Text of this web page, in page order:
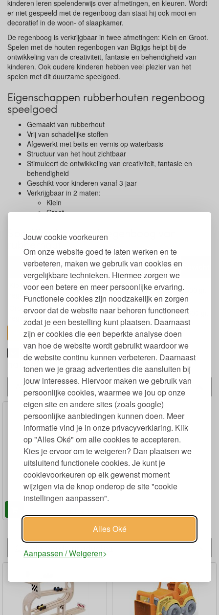
Jouw cookie voorkeuren
Om onze website goed te laten werken en te
verbeteren, maken we gebruik van cookies en
vergelijkbare technieken. Hiermee zorgen we
voor een betere en meer persoonlijke ervaring.
Functionele cookies zijn noodzakelijk en zorgen
ervoor dat de website naar behoren functioneert
zodat je een bestelling kunt plaatsen. Daarnaast
zijn er cookies die een beperkte analyse doen
van hoe de website wordt gebruikt waardoor we
de website continu kunnen verbeteren. Daarnaast
tonen we je graag advertenties die aansluiten bij
jouw interesses. Hiervoor maken we gebruik van
persoonlijke cookies, waarmee we jou op onze
eigen site en andere sites (zoals google)
persoonlijke aanbiedingen kunnen doen. Meer
informatie vind je in onze privacyverklaring. Klik
op "Alles Oké" om alle cookies te accepteren.
Kies je ervoor om te weigeren? Dan plaatsen we
uitsluitend functionele cookies. Je kunt je
cookievoorkeuren op elk gewenst moment
wijzigen via de knop onderop de site "cookie
instellingen aanpassen".
Alles Oké
Aanpassen / Weigeren
kinderen leren spelenderwijs over afmetingen, en kleuren. Wordt
er niet gespeeld met de regenboog dan staat hij ook mooi en
decoratief in de woon- of slaapkamer.
De regenboog is verkrijgbaar in twee afmetingen: Klein en Groot.
Spelen met de houten regenbogen van Bigjigs helpt bij de
ontwikkeling van de creativiteit, fantasie en behendigheid van
kinderen. Ook oudere kinderen hebben veel plezier van het
spelen met dit duurzame speelgoed.
Eigenschappen rubberhouten regenboog
speelgoed
Gemaakt van rubberhout
Vrij van schadelijke stoffen
Afgewerkt met beits en vernis op waterbasis
Structuur van het hout zichtbaar
Stimuleert de ontwikkeling van creativiteit, fantasie en
behendigheid
Geschikt voor kinderen vanaf 3 jaar
Verkrijgbaar in 2 maten:
Klein
Groot
Specificaties stapel regenboog van
rubberhout
Aantal
onderdelen
Afmeting
Kleine
regenboog
7 bogen 22 x 11 x 5 cm.
Grote
regenboog
11 bogen
35,8 x 16,5 x 7,3
cm.
1600 gr.
toon alles
Afwerking duurzaam houten regenboog
naturel van Bigjigs
Alternatieven
Stapel Regenboog van
Rubberhout Klein
Gerelateerde producten